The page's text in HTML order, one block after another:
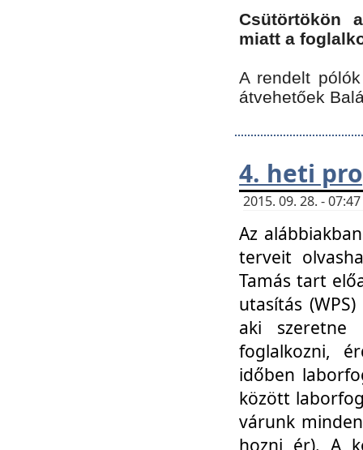
Csütörtökön
miatt a
A rendelt
átvehetőek
4. heti
2015. 09. 28. -
Az
terveit
Tamás tart
utasítás
aki szeretne
foglalkozni,
időben
között
várunk
hozni ér). A